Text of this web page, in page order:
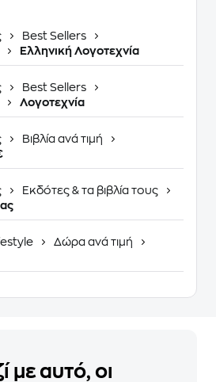
Best Sellers
Ελληνική Λογοτεχνία
Best Sellers
Λογοτεχνία
Βιβλία ανά τιμή
Εκδότες & τα βιβλία τους
Δώρα ανά τιμή
με αυτό, οι